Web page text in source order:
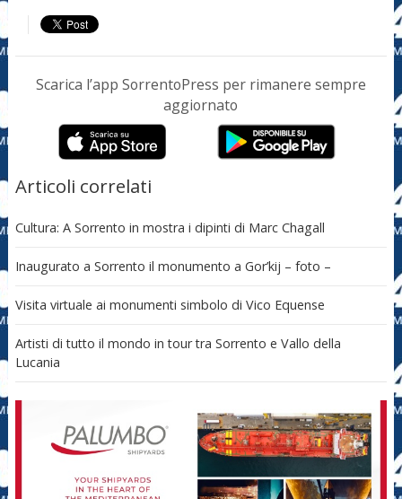
Scarica l’app SorrentoPress per rimanere sempre
aggiornato
Articoli correlati
Cultura: A Sorrento in mostra i dipinti di Marc Chagall
Inaugurato a Sorrento il monumento a Gor’kij – foto –
Visita virtuale ai monumenti simbolo di Vico Equense
Artisti di tutto il mondo in tour tra Sorrento e Vallo della
Lucania